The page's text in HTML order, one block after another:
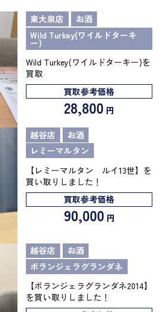
東大泉店
お酒
Wild Turkey(ワイルドターキ
ー)
Wild Turkey(ワイルドターキー)を
買取
買取参考価格
28,800 円
越谷店
お酒
レミーマルタン
【レミーマルタン ルイ13世】を
買い取りしました！
買取参考価格
90,000 円
越谷店
お酒
ボランジェラグランダネ
【ボランジェラグランダネ2014】
を買い取りしました！